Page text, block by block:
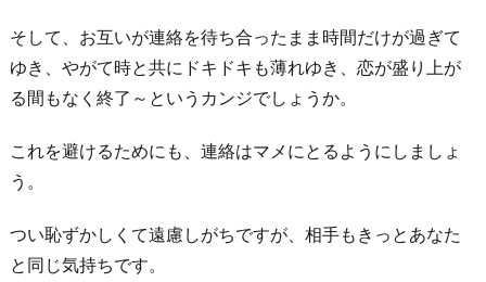
見
つ
け
お
に
そして、お互いが連絡を待ち合ったまま時間だけが過ぎて
ゆき、やがて時と共にドキドキも薄れゆき、恋が盛り上が
る間もなく終了～というカンジでしょうか。
これを避けるためにも、連絡はマメにとるようにしましょ
う。
つい恥ずかしくて遠慮しがちですが、相手もきっとあなた
と同じ気持ちです。